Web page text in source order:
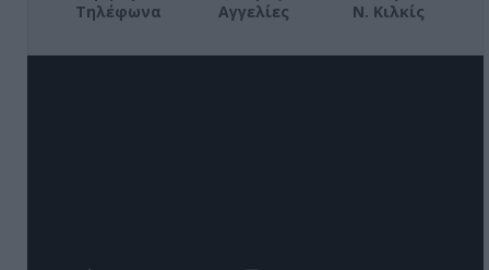
Τηλέφωνα
Αγγελίες
Ν. Κιλκίς